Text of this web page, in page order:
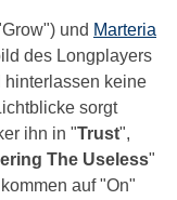
und Marteria
des Longplayers
hinterlassen keine
sorgt
ihn in "Trust",
The Useless"
auf "On"